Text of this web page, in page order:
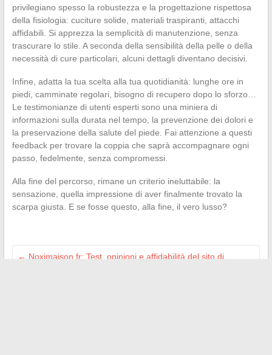
privilegiano spesso la robustezza e la progettazione rispettosa
della fisiologia: cuciture solide, materiali traspiranti, attacchi
affidabili. Si apprezza la semplicità di manutenzione, senza
trascurare lo stile. A seconda della sensibilità della pelle o della
necessità di cure particolari, alcuni dettagli diventano decisivi.
Infine, adatta la tua scelta alla tua quotidianità: lunghe ore in
piedi, camminate regolari, bisogno di recupero dopo lo sforzo…
Le testimonianze di utenti esperti sono una miniera di
informazioni sulla durata nel tempo, la prevenzione dei dolori e
la preservazione della salute del piede. Fai attenzione a questi
feedback per trovare la coppia che saprà accompagnare ogni
passo, fedelmente, senza compromessi.
Alla fine del percorso, rimane un criterio ineluttabile: la
sensazione, quella impressione di aver finalmente trovato la
scarpa giusta. E se fosse questo, alla fine, il vero lusso?
← Noximaison.fr: Test, opinioni e affidabilità del sito di